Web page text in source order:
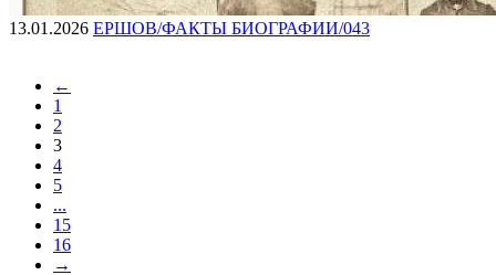
13.01.2026 ЕРШОВ/ФАКТЫ БИОГРАФИИ/043
←
1
2
3
4
5
...
15
16
→